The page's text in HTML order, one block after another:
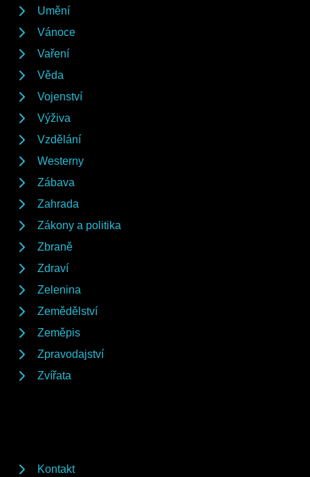
Umění
Vánoce
Vaření
Věda
Vojenství
Výživa
Vzdělání
Westerny
Zábava
Zahrada
Zákony a politika
Zbraně
Zdraví
Zelenina
Zemědělství
Zeměpis
Zpravodajství
Zvířata
Kontakt